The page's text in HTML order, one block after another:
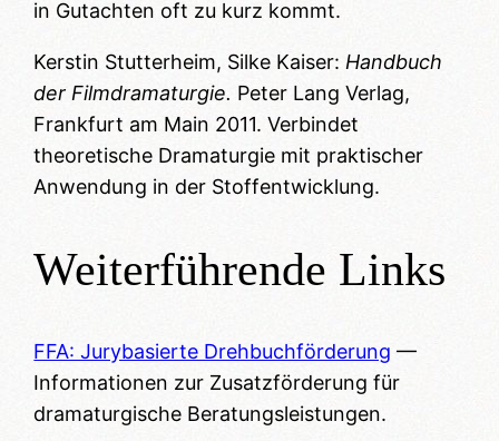
in Gutachten oft zu kurz kommt.
Kerstin Stutterheim, Silke Kaiser: Handbuch
der Filmdramaturgie. Peter Lang Verlag,
Frankfurt am Main 2011. Verbindet
theoretische Dramaturgie mit praktischer
Anwendung in der Stoffentwicklung.
Weiterführende Links
FFA: Jurybasierte Drehbuchförderung —
Informationen zur Zusatzförderung für
dramaturgische Beratungsleistungen.